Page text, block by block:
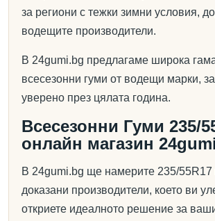
за региони с тежки зимни условия,
водещите производители.
В 24gumi.bg предлагаме широка
всесезонни гуми от водещи марки,
уверено през цялата година.
Всесезонни Гуми 235/
онлайн магазин
В 24gumi.bg ще намерите 235/55R17
доказани производители, което ви
откриете идеалното решение за